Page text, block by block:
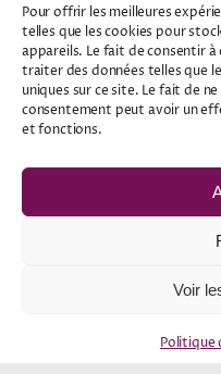
Pour offrir les meilleures
telles que les cookies pour
appareils. Le fait de consentir
traiter des données telles que
uniques sur ce site. Le fait de
consentement peut avoir un
et fonctions.
Voir
Politique
Tests
Tests
Mot de passe